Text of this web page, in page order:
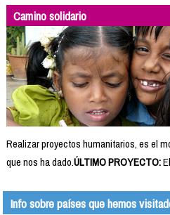
Camino solidario
Realizar proyectos humanitarios, es el
que nos ha dado.ÚLTIMO PROYECTO:
Info sobre países que hemos